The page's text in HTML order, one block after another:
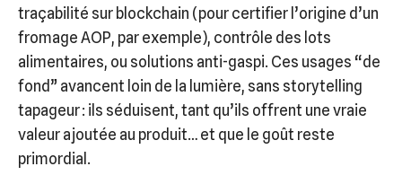
traçabilité sur blockchain (pour certifier l’origine d’un
fromage AOP, par exemple), contrôle des lots
alimentaires, ou solutions anti-gaspi. Ces usages “de
fond” avancent loin de la lumière, sans storytelling
tapageur : ils séduisent, tant qu’ils offrent une vraie
valeur ajoutée au produit… et que le goût reste
primordial.